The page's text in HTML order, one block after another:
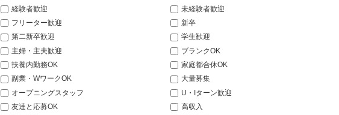
経験者歓迎
未経験者歓迎
フリーター歓迎
新卒
第二新卒歓迎
学生歓迎
主婦・主夫歓迎
ブランクOK
扶養内勤務OK
家庭都合休OK
副業・WワークOK
大量募集
オープニングスタッフ
U・Iターン歓迎
友達と応募OK
高収入